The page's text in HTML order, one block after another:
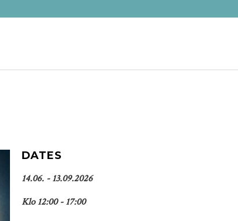
DATES
14.06. - 13.09.2026
Klo 12:00 - 17:00